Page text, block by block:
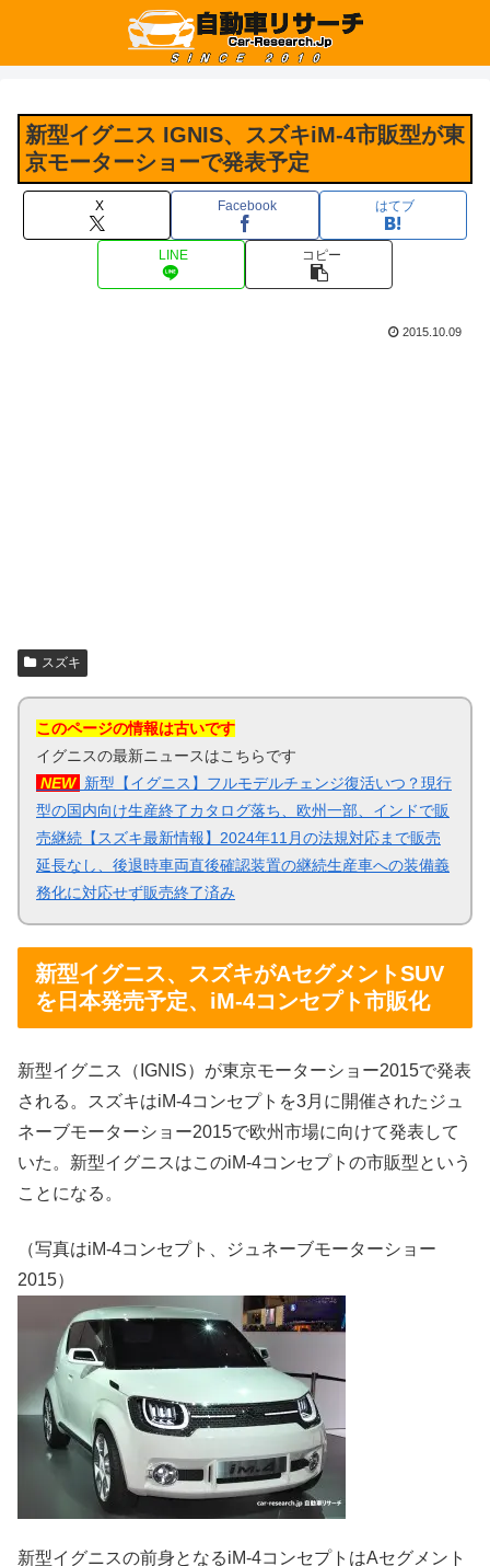
新型イグニス IGNIS、スズキiM-4市販型が東
京モーターショーで発表予定
X Facebook はてブ
LINE コピー
2015.10.09
スズキ
このページの情報は古いです
イグニスの最新ニュースはこちらです
NEW 新型【イグニス】フルモデルチェンジ復活いつ？現行
型の国内向け生産終了カタログ落ち、欧州一部、インドで販
売継続【スズキ最新情報】2024年11月の法規対応まで販売
延長なし、後退時車両直後確認装置の継続生産車への装備義
務化に対応せず販売終了済み
新型イグニス、スズキがAセグメントSUV
を日本発売予定、iM-4コンセプト市販化
新型イグニス（IGNIS）が東京モーターショー2015で発表
される。スズキはiM-4コンセプトを3月に開催されたジュ
ネーブモーターショー2015で欧州市場に向けて発表して
いた。新型イグニスはこのiM-4コンセプトの市販型という
ことになる。
（写真はiM-4コンセプト、ジュネーブモーターショー
2015）
新型イグニスの前身となるiM-4コンセプトはAセグメント